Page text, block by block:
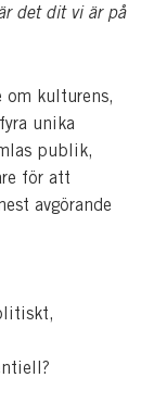
det dit vi är på
om kulturens,
unika
publik,
för att
avgörande